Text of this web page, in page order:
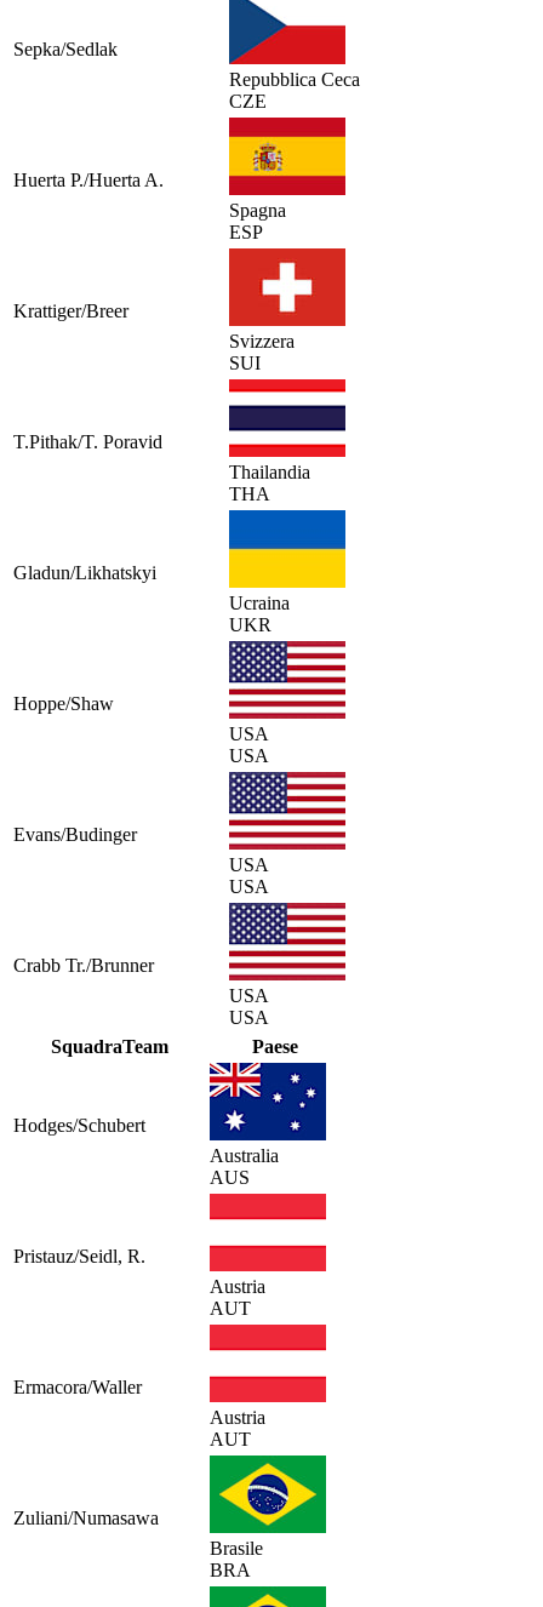
Sepka/Sedlak
Repubblica Ceca
CZE
Huerta P./Huerta A.
Spagna
ESP
Krattiger/Breer
Svizzera
SUI
T.Pithak/T. Poravid
Thailandia
THA
Gladun/Likhatskyi
Ucraina
UKR
Hoppe/Shaw
USA
USA
Evans/Budinger
USA
USA
Crabb Tr./Brunner
USA
USA
SquadraTeam Paese
Hodges/Schubert
Australia
AUS
Pristauz/Seidl, R.
Austria
AUT
Ermacora/Waller
Austria
AUT
Zuliani/Numasawa
Brasile
BRA